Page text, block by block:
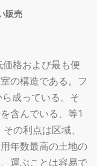
販売
格および最も便
の構造である。フ
成っている。そ
含んでいる、等1
の利点は区域、
年数最高の土地の
運ぶことは容易で